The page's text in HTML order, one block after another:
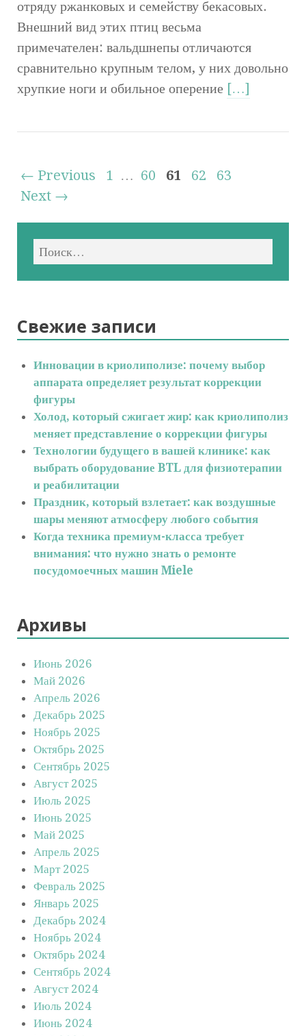
отряду ржанковых и семейству бекасовых.
Внешний вид этих птиц весьма
примечателен: вальдшнепы отличаются
сравнительно крупным телом, у них довольно
хрупкие ноги и обильное оперение […]
← Previous 1 … 60 61 62
63
Next →
Свежие записи
Инновации в криолиполизе: почему выбор
аппарата определяет результат коррекции
фигуры
Холод, который сжигает жир: как криолиполиз
меняет представление о коррекции фигуры
Технологии будущего в вашей клинике: как
выбрать оборудование BTL для физиотерапии
и реабилитации
Праздник, который взлетает: как воздушные
шары меняют атмосферу любого события
Когда техника премиум-класса требует
внимания: что нужно знать о ремонте
посудомоечных машин Miele
Архивы
Июнь 2026
Май 2026
Апрель 2026
Декабрь 2025
Ноябрь 2025
Октябрь 2025
Сентябрь 2025
Август 2025
Июль 2025
Июнь 2025
Май 2025
Апрель 2025
Март 2025
Февраль 2025
Январь 2025
Декабрь 2024
Ноябрь 2024
Октябрь 2024
Сентябрь 2024
Август 2024
Июль 2024
Июнь 2024